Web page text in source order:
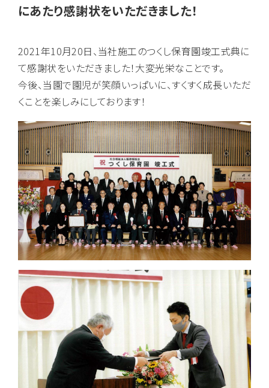
にあたり感謝状をいただきました！
2021年10月20日、当社施工のつくし保育園竣工式典に
て感謝状をいただきました！大変光栄なことです。
今後、当園で園児が笑顔いっぱいに、すくすく成長いただ
くことを楽しみにしております！